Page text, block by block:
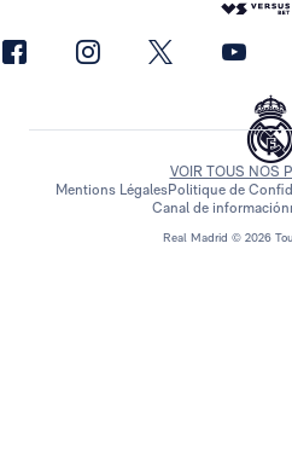
Real Madrid © 2026
VOIR TOUS NOS
Mentions LégalesPolitique de
Canal de información